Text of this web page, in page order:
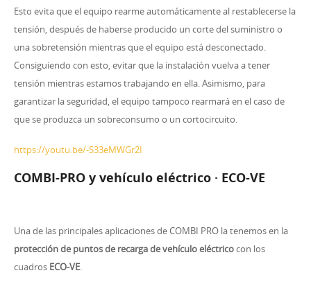
Esto evita que el equipo rearme automáticamente al restablecerse la
tensión, después de haberse producido un corte del suministro o
una sobretensión mientras que el equipo está desconectado.
Consiguiendo con esto, evitar que la instalación vuelva a tener
tensión mientras estamos trabajando en ella. Asimismo, para
garantizar la seguridad, el equipo tampoco rearmará en el caso de
que se produzca un sobreconsumo o un cortocircuito.
https://youtu.be/-S33eMWGr2I
COMBI-PRO y vehículo eléctrico · ECO-VE
Una de las principales aplicaciones de COMBI PRO la tenemos en la
protección de puntos de recarga de vehículo eléctricocon los
cuadros ECO-VE